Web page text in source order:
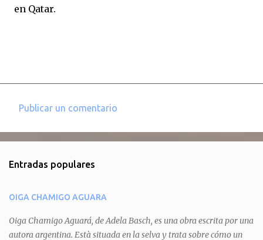
en Qatar.
e
t
a
r
Publicar un comentario
Entradas populares
OIGA CHAMIGO AGUARA
Oiga Chamigo Aguará, de Adela Basch, es una obra escrita por una
autora argentina. Està situada en la selva y trata sobre cómo un